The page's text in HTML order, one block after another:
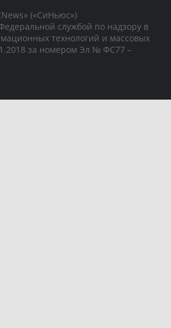
(«СиНьюс»)
службой по надзору в
технологий и массовых
за номером Эл № ФС77 –